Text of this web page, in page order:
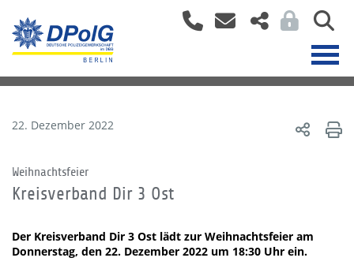
22. Dezember 2022
Weihnachtsfeier
Kreisverband Dir 3 Ost
Der Kreisverband Dir 3 Ost lädt zur Weihnachtsfeier am
Donnerstag, den 22. Dezember 2022 um 18:30 Uhr ein.